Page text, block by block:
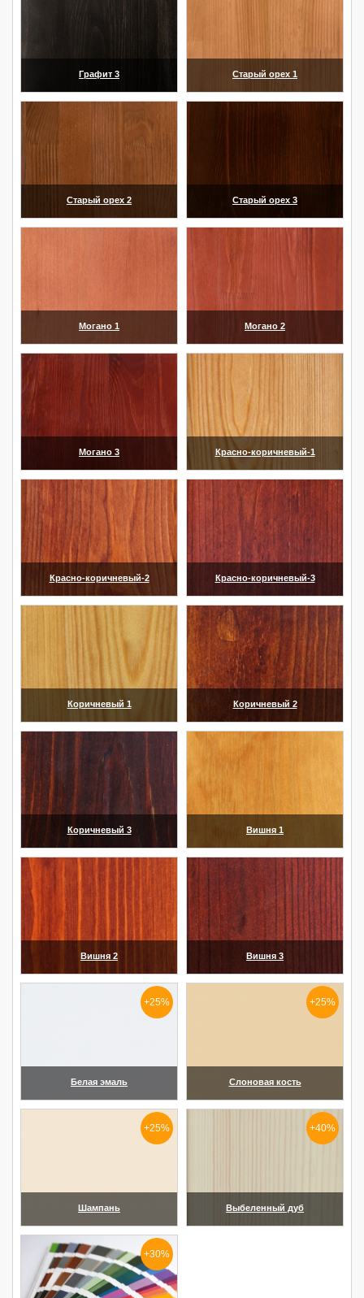
Графит 3
(увеличить)
Старый орех 1
(увеличить)
Старый орех 2
(увеличить)
Старый орех 3
(увеличить)
Могано 1
(увеличить)
Могано 2
(увеличить)
Могано 3
(увеличить)
Красно-коричневый-1
(увеличить)
Красно-коричневый-2
(увеличить)
Красно-коричневый-3
(увеличить)
Коричневый 1
(увеличить)
Коричневый 2
(увеличить)
Коричневый 3
(увеличить)
Вишня 1
(увеличить)
Вишня 2
(увеличить)
Вишня 3
(увеличить)
Белая эмаль
(увеличить)
+25%
Слоновая кость
(увеличить)
+25%
Шампань
(увеличить)
+25%
Выбеленный дуб
(увеличить)
+40%
+30%